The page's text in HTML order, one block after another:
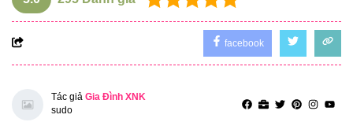
facebook
Tác giả Gia Đình XNK
sudo